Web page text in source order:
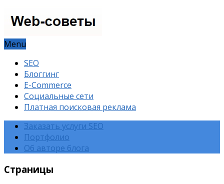
Menu
SEO
Блоггинг
E-Commerce
Социальные сети
Платная поисковая реклама
Заказать услуги SEO
Портфолио
Об авторе блога
Страницы